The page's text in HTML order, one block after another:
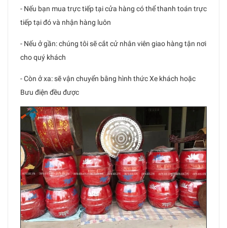
- Nếu bạn mua trực tiếp tại cửa hàng có thể thanh toán trực
tiếp tại đó và nhận hàng luôn
- Nếu ở gần: chúng tôi sẽ cắt cử nhân viên giao hàng tận nơi
cho quý khách
- Còn ở xa: sẽ vận chuyển bằng hình thức Xe khách hoặc
Bưu điện đều được